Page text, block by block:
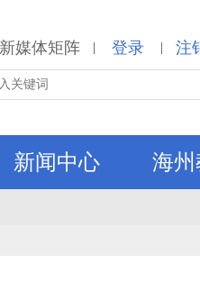
媒体矩阵 | 登录 | 注
新闻中心 海州